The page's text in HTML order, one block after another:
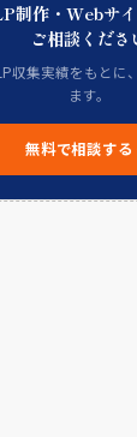
制作・Webサ
ご相談くださ
収集実績をもとに
ます。
無料で相談す